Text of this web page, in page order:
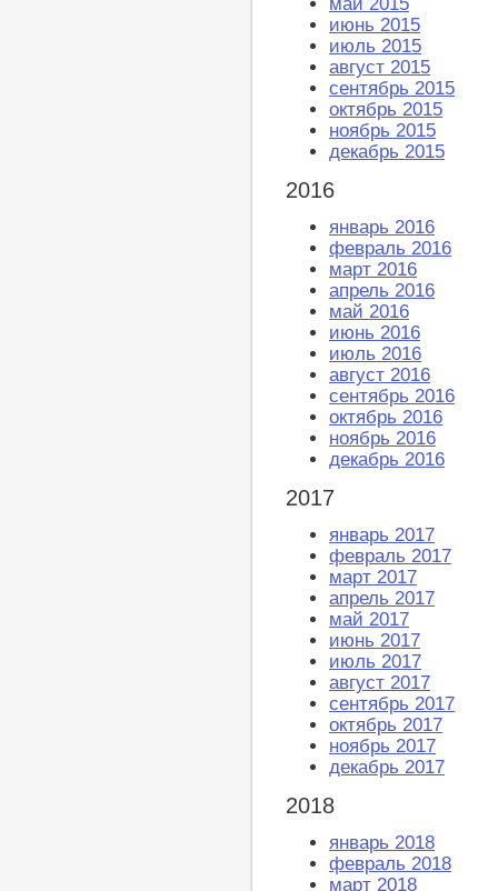
июнь 2015
июль 2015
август 2015
сентябрь 2015
октябрь 2015
ноябрь 2015
декабрь 2015
2016
январь 2016
февраль 2016
март 2016
апрель 2016
май 2016
июнь 2016
июль 2016
август 2016
сентябрь 2016
октябрь 2016
ноябрь 2016
декабрь 2016
2017
январь 2017
февраль 2017
март 2017
апрель 2017
май 2017
июнь 2017
июль 2017
август 2017
сентябрь 2017
октябрь 2017
ноябрь 2017
декабрь 2017
2018
январь 2018
февраль 2018
март 2018